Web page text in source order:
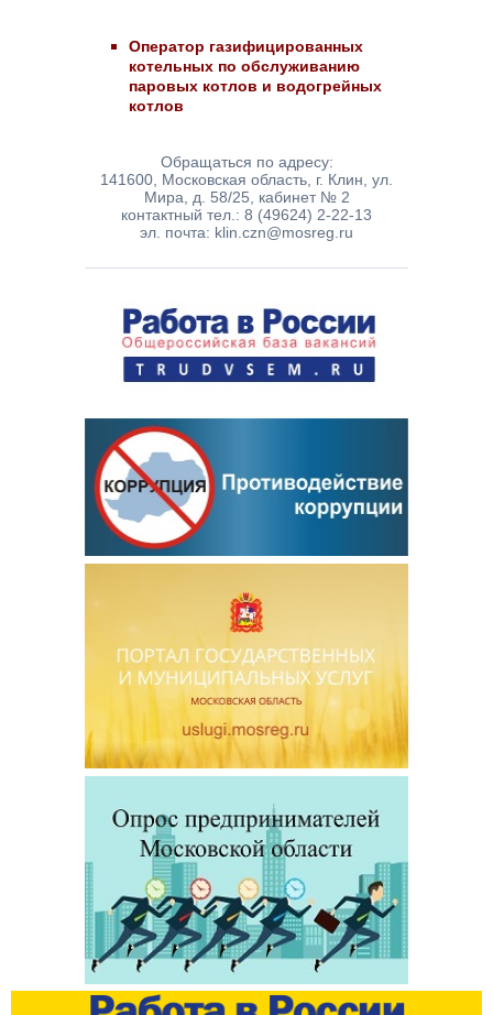
Оператор газифицированных
котельных по обслуживанию
паровых котлов и водогрейных
котлов
Обращаться по адресу:
141600, Московская область, г. Клин, ул.
Мира, д. 58/25, кабинет № 2
контактный тел.: 8 (49624) 2-22-13
эл. почта: klin.czn@mosreg.ru